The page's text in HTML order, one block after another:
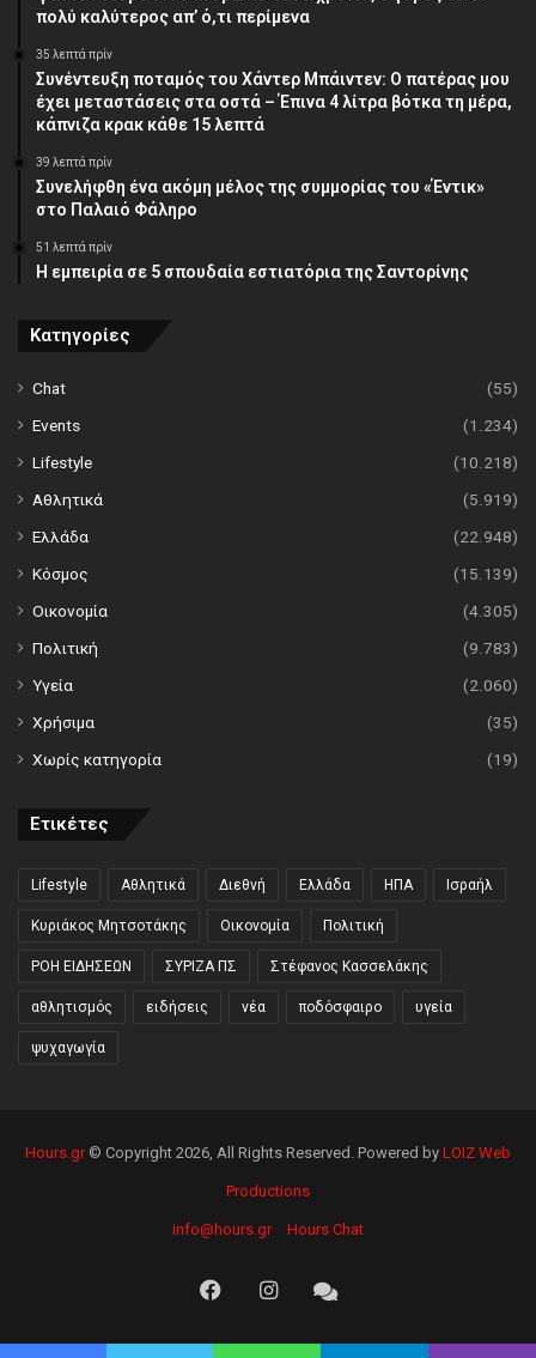
πολύ καλύτερος απ’ ό,τι περίμενα
35 λεπτά πρίν
Συνέντευξη ποταμός του Χάντερ Μπάιντεν: Ο πατέρας μου
έχει μεταστάσεις στα οστά – Έπινα 4 λίτρα βότκα τη μέρα,
κάπνιζα κρακ κάθε 15 λεπτά
39 λεπτά πρίν
Συνελήφθη ένα ακόμη μέλος της συμμορίας του «Έντικ»
στο Παλαιό Φάληρο
51 λεπτά πρίν
Η εμπειρία σε 5 σπουδαία εστιατόρια της Σαντορίνης
Κατηγορίες
Chat
(55)
Events
(1.234)
Lifestyle
(10.218)
Αθλητικά
(5.919)
Ελλάδα
(22.948)
Κόσμος
(15.139)
Οικονομία
(4.305)
Πολιτική
(9.783)
Υγεία
(2.060)
Χρήσιμα
(35)
Χωρίς κατηγορία
(19)
Ετικέτες
Lifestyle Αθλητικά Διεθνή Ελλάδα ΗΠΑ Ισραήλ
Κυριάκος Μητσοτάκης Οικονομία Πολιτική
ΡΟΗ ΕΙΔΗΣΕΩΝ ΣΥΡΙΖΑ ΠΣ Στέφανος Κασσελάκης
αθλητισμός ειδήσεις νέα ποδόσφαιρο υγεία
ψυχαγωγία
Hours.gr© Copyright 2026, All Rights Reserved. Powered by LOIZ Web
Productions
info@hours.gr Hours Chat
FacebookInstagramHours
Chat